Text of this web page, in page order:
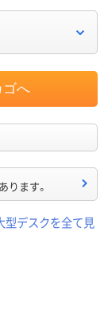
ゴへ
ります。
型デスクを全て見